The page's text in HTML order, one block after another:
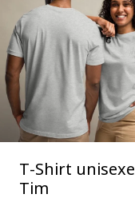
T-Shirt unisexe
Tim